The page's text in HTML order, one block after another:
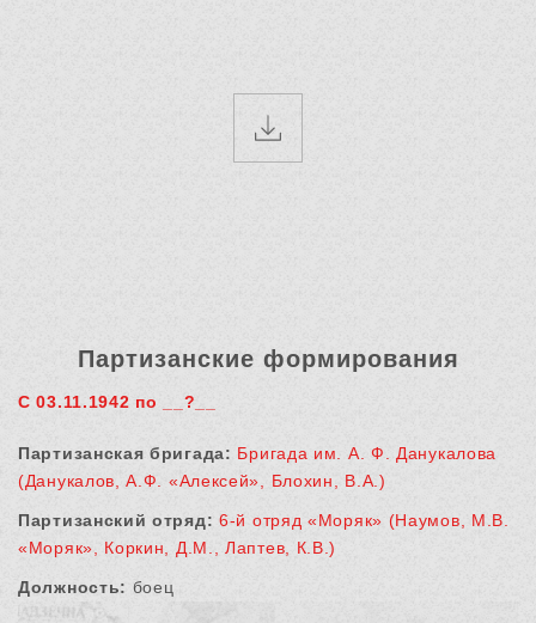
Партизанские формирования
С 03.11.1942 по __?__
Партизанская бригада: Бригада им. А. Ф. Данукалова
(Данукалов, А.Ф. «Алексей», Блохин, В.А.)
Партизанский отряд: 6-й отряд «Моряк» (Наумов, М.В.
«Моряк», Коркин, Д.М., Лаптев, К.В.)
Должность: боец